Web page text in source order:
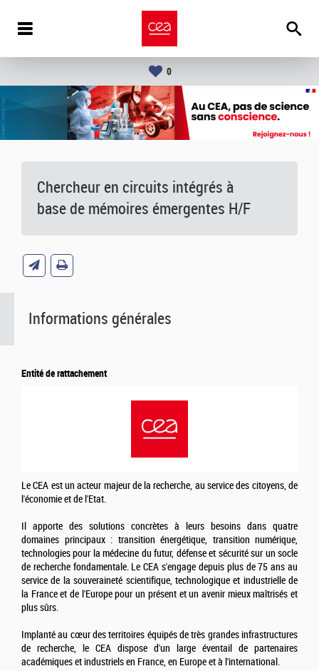
0
Chercheur en circuits intégrés à
base de mémoires émergentes H/F
Informations générales
Entité de rattachement
Le CEA est un acteur majeur de la recherche, au service des citoyens, de
l'économie et de l'Etat.
Il apporte des solutions concrètes à leurs besoins dans quatre
domaines principaux : transition énergétique, transition numérique,
technologies pour la médecine du futur, défense et sécurité sur un socle
de recherche fondamentale. Le CEA s'engage depuis plus de 75 ans au
service de la souveraineté scientifique, technologique et industrielle de
la France et de l'Europe pour un présent et un avenir mieux maîtrisés et
plus sûrs.
Implanté au cœur des territoires équipés de très grandes infrastructures
de recherche, le CEA dispose d'un large éventail de partenaires
académiques et industriels en France, en Europe et à l'international.